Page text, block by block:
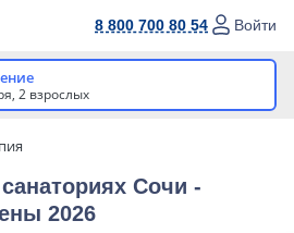
8 800 700 80 54 Войти
2 взрослых
Сочи -
2026